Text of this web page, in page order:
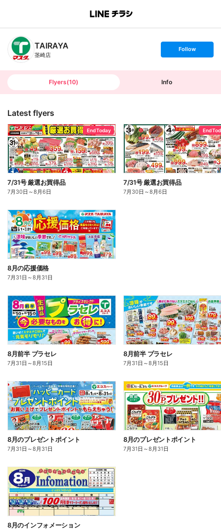
B
n
T
TAIRAYA
茎崎店
s
t
o
Follow
Flyers(10) Info
Latest flyers
End Today
7/31号 厳選お買得品
7月30日 ～8月6日
End
7/31号 厳選お買得品
7月30日 ～8月6日
8月の応援価格
7月31日 ～8月31日
8月前半 プラセレ
7月31日 ～8月15日
8月前半 プラセレ
7月31日 ～8月15日
8月のプレゼントポイント
7月31日 ～8月31日
8月のプレゼントポイント
7月31日 ～8月31日
8月のインフォメーション